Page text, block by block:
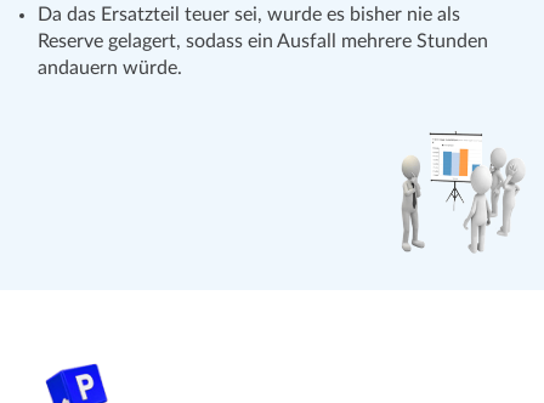
Da das Ersatzteil teuer sei, wurde es bisher nie als
Reserve gelagert, sodass ein Ausfall mehrere Stunden
andauern würde.